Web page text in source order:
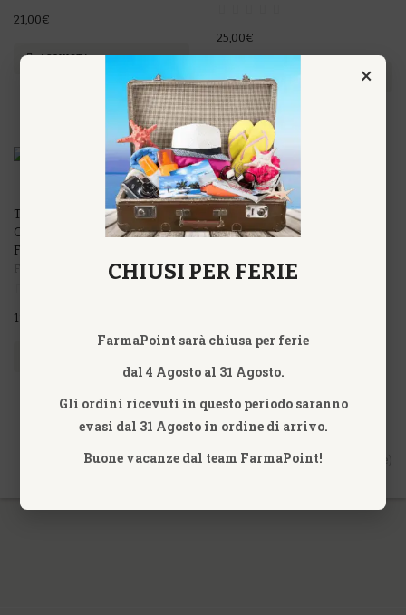
21,00€
ACQUISTA
25,00€
ACQUISTA
TRITICUM FIALE RAME-
ORO-ARGENTO
FITOMEDICAL
19,60€
Vis. da 1 a 7 di 7 (1 Pagine)
×
CHIUSI PER FERIE
FarmaPoint sarà chiusa per ferie
dal 4 Agosto al 31 Agosto.
Gli ordini ricevuti in questo periodo saranno
evasi dal 31 Agosto in ordine di arrivo.
Buone vacanze dal team FarmaPoint!